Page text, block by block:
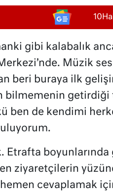
gibi kalabalık
Müzik
beri buraya ilk
bilmemenin
ben de kendimi
Etrafta
ziyaretçilerin
cevaplamak